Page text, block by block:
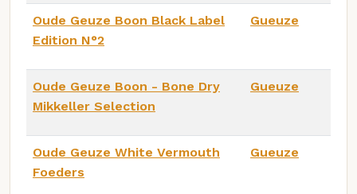
Oude Geuze Boon Black Label
Edition N°2
Gueuze
Oude Geuze Boon - Bone Dry
Mikkeller Selection
Gueuze
Oude Geuze White Vermouth
Foeders
Gueuze